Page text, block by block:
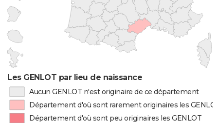
Les GENLOT par lieu de naissance
Aucun GENLOT n'est originaire de ce département
Département d'où sont rarement originaires les
Département d'où sont peu originaires les GENLOT